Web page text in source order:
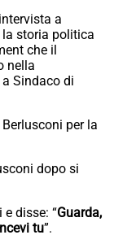
a
storia politica
che il
nella
Sindaco di
per la
dopo si
disse: “Guarda,
tu”.